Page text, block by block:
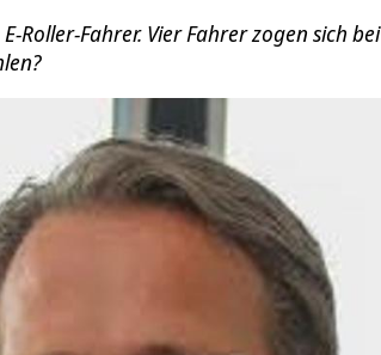
Roller-Fahrer. Vier Fahrer zogen sich bei